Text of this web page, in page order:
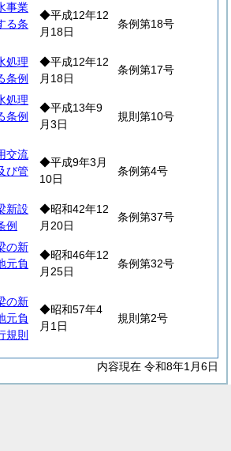
事業
る条
◆平成12年12
月18日
条例第18号
処理
条例
◆平成12年12
月18日
条例第17号
処理
条例
◆平成13年9
月3日
規則第10号
交流
び管
◆平成9年3月
10日
条例第4号
新設
例
◆昭和42年12
月20日
条例第37号
の新
元負
◆昭和46年12
月25日
条例第32号
の新
元負
規則
◆昭和57年4
月1日
規則第2号
内容現在 令和8年1月6日